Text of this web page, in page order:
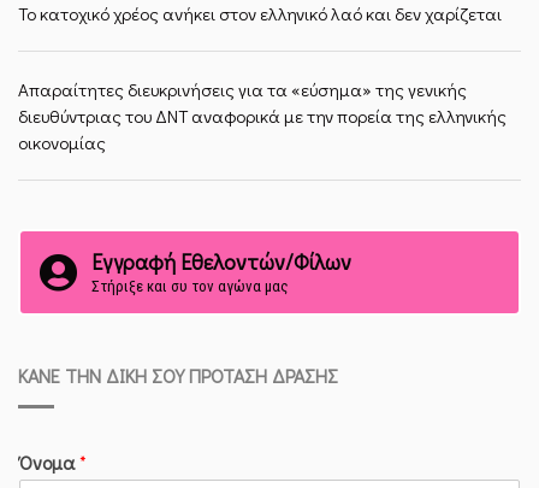
Το κατοχικό χρέος ανήκει στον ελληνικό λαό και δεν χαρίζεται
Απαραίτητες διευκρινήσεις για τα «εύσημα» της γενικής
διευθύντριας του ΔΝΤ αναφορικά με την πορεία της ελληνικής
οικονομίας
Εγγραφή Εθελοντών/Φίλων
Στήριξε και συ τον αγώνα μας
ΚΆΝΕ ΤΗΝ ΔΙΚΉ ΣΟΥ ΠΡΌΤΑΣΗ ΔΡΆΣΗΣ
Όνομα*